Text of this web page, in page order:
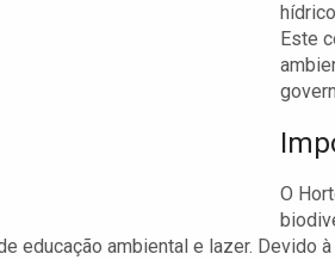
Este
O
educação ambiental e lazer. Devido